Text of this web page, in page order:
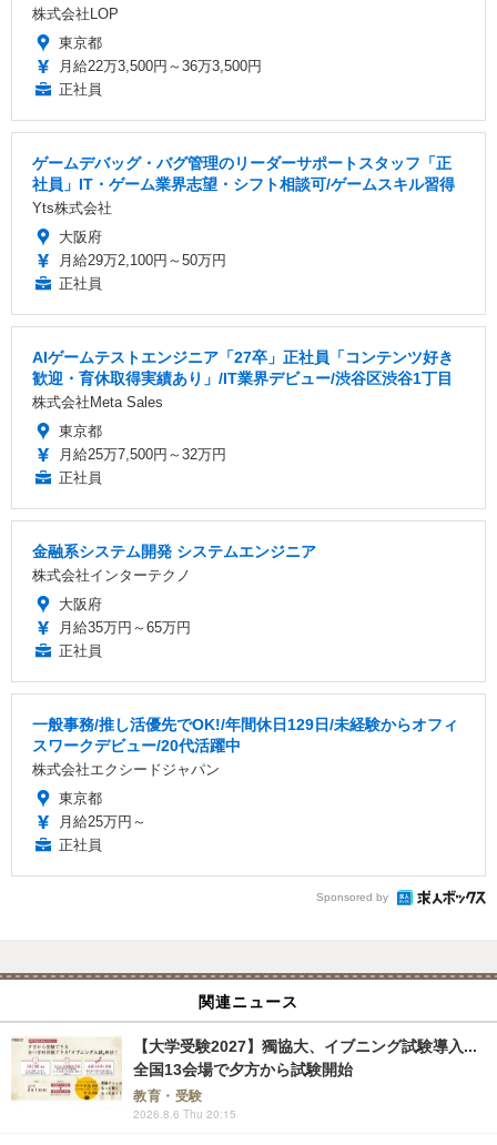
株式会社LOP
東京都
月給22万3,500円～36万3,500円
正社員
ゲームデバッグ・バグ管理のリーダーサポートスタッフ「正
社員」IT・ゲーム業界志望・シフト相談可/ゲームスキル習得
Yts株式会社
大阪府
月給29万2,100円～50万円
正社員
AIゲームテストエンジニア「27卒」正社員「コンテンツ好き
歓迎・育休取得実績あり」/IT業界デビュー/渋谷区渋谷1丁目
株式会社Meta Sales
東京都
月給25万7,500円～32万円
正社員
金融系システム開発 システムエンジニア
株式会社インターテクノ
大阪府
月給35万円～65万円
正社員
一般事務/推し活優先でOK!/年間休日129日/未経験からオフィ
スワークデビュー/20代活躍中
株式会社エクシードジャパン
東京都
月給25万円～
正社員
Sponsored by
関連ニュース
【大学受験2027】獨協大、イブニング試験導入...
全国13会場で夕方から試験開始
教育・受験
2026.8.6 Thu 20:15